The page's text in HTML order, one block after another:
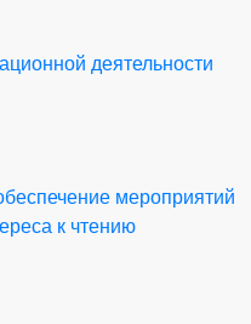
деятельности
мероприятий
к чтению